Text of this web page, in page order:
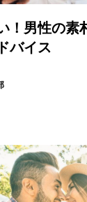
！男性の素
バイス